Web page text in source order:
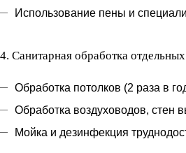
Использование пены и
4. Санитарная обработка
Обработка потолков (2 раза в
Обработка воздуховодов, стен
Мойка и дезинфекция